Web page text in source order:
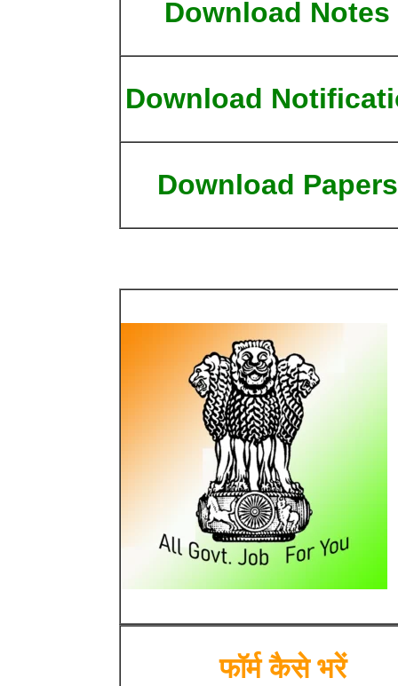
Download Notes
Download
Download Papers
फॉर्म कैसे भरें